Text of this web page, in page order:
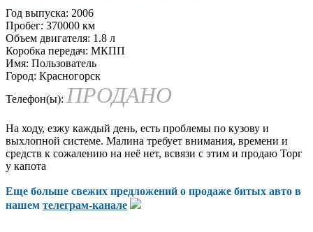
Год выпуска: 2006
Пробег: 370000 км
Объем двигателя: 1.8 л
Коробка передач: МКПП
Имя: Пользователь
Город: Красногорск
Телефон(ы): ПРОДАНО
На ходу, езжу каждый день, есть проблемы по кузову и
выхлопной системе. Малина требует внимания, времени и
средств к сожалению на неё нет, всвязи с этим и продаю Торг
у капота
Еще больше свежих предложений о продаже битых авто в
нашем телеграм-канале